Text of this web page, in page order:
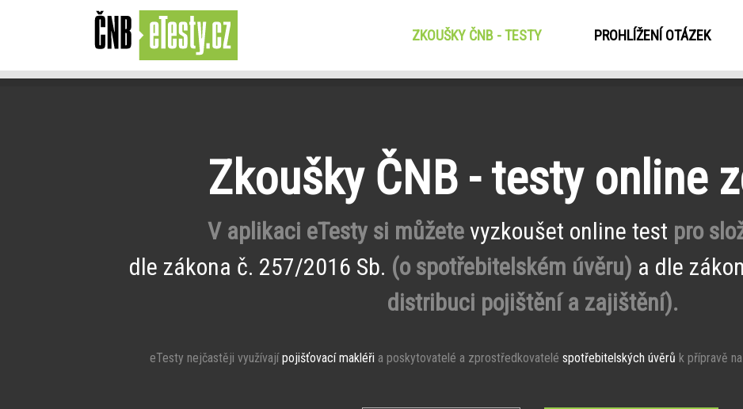
ZKOUŠKY ČNB - TESTY (CURRENT)PROHLÍŽENÍ OTÁZEK
Zkoušky ČNB - testy online
V aplikaci eTesty si můžete vyzkoušet online test pro
dle zákona č. 257/2016 Sb. (o spotřebitelském úvěru) a dle
distribuci pojištění a zajištění).
eTesty nejčastěji využívajípojišťovací makléři a poskytovatelé a zprostředkovatelé spotřebitelských úvěrů k přípravě